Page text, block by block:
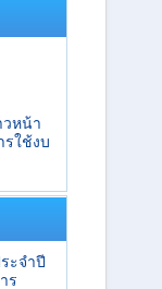
วหน้า
รใช้งบ
ะจำปี
ร